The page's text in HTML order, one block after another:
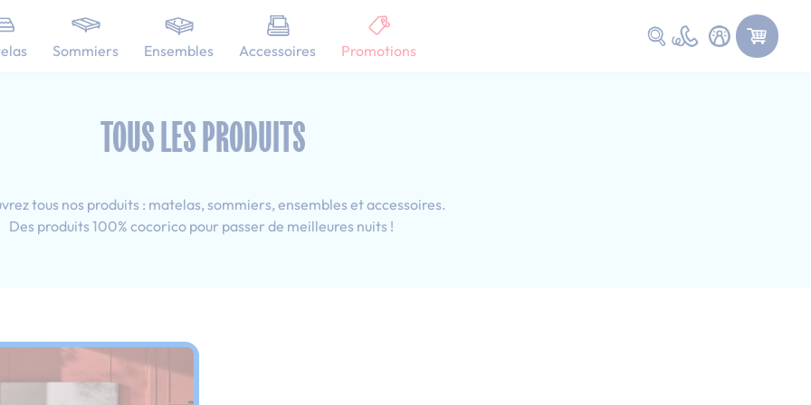
Sommiers Ensembles Accessoires Promotions
Faire une recherche
cm
TOUS LES PRODUITS
tous nos produits : matelas, sommiers, ensembles et accessoires.
Des produits 100% cocorico pour passer de meilleures nuits !